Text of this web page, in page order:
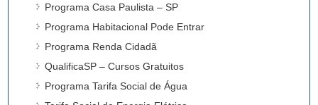
Programa Casa Paulista – SP
Programa Habitacional Pode Entrar
Programa Renda Cidadã
QualificaSP – Cursos Gratuitos
Programa Tarifa Social de Água